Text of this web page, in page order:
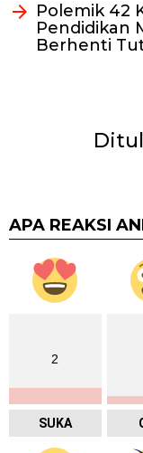
Polemik 42
Pendidikan
Berhenti
APA REAKSI
2
SUKA